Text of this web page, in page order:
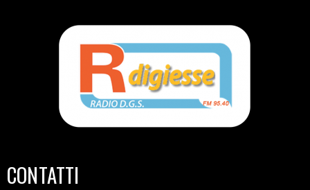
CONTATTI